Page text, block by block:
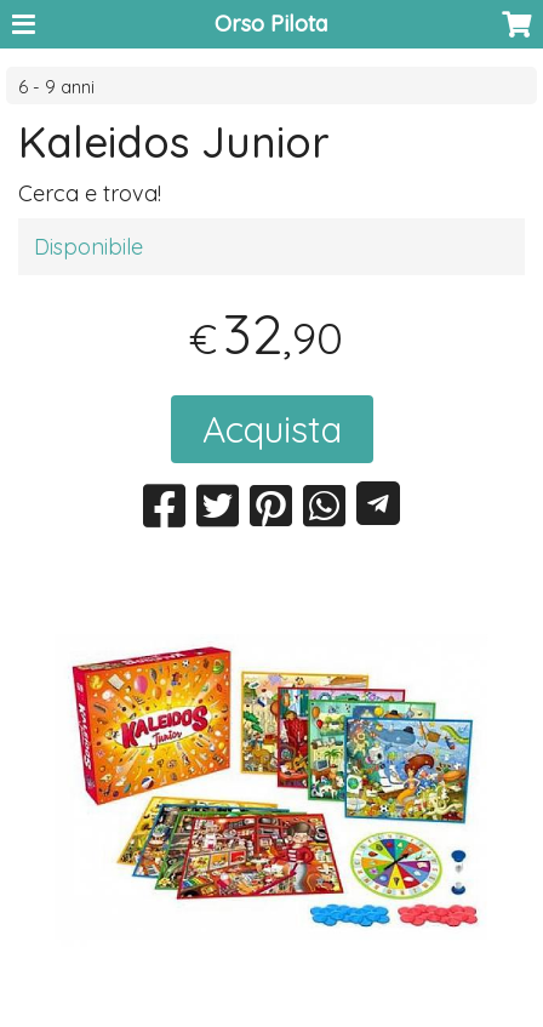
Orso Pilota
6 - 9 anni
Kaleidos Junior
Cerca e trova!
Disponibile
€32,90
Acquista